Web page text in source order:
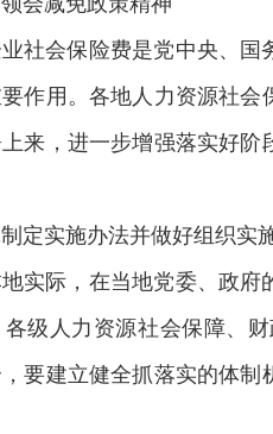
社会保险费是党中央、
作用。各地人力资源社
来，进一步增强落实好
定实施办法并做好组织实
实际，在当地党委、政
级人力资源社会保障、
要建立健全抓落实的体